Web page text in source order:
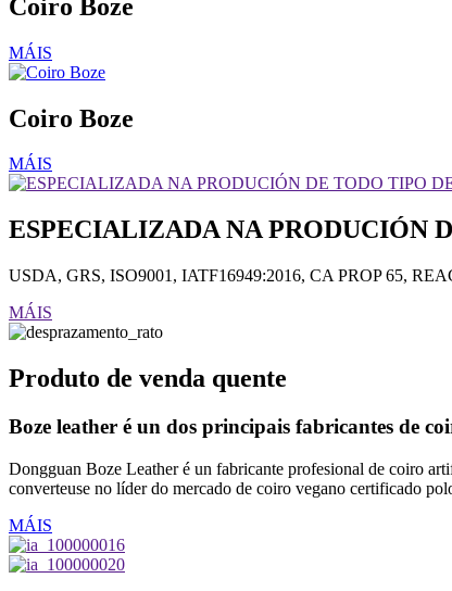
Coiro Boze
MÁIS
Coiro Boze
MÁIS
ESPECIALIZADA NA PRODUCIÓN
USDA, GRS, ISO9001, IATF16949:2016, CA PROP 65,
MÁIS
Produto de venda quente
Boze leather é un dos principais fabricantes de
Dongguan Boze Leather é un fabricante profesional de coiro
converteuse no líder do mercado de coiro vegano certificado
MÁIS